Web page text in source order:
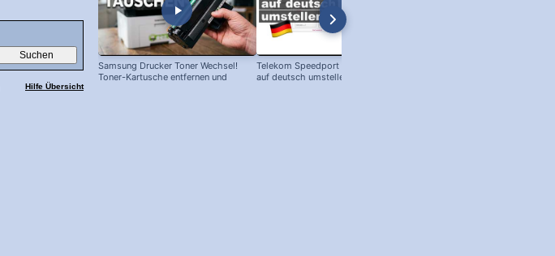
Hilfe Übersicht
Samsung Drucker Toner Wechsel!
Toner-Kartusche entfernen und
Telekom Speedport Router: Sprache
auf deutsch umstellen!